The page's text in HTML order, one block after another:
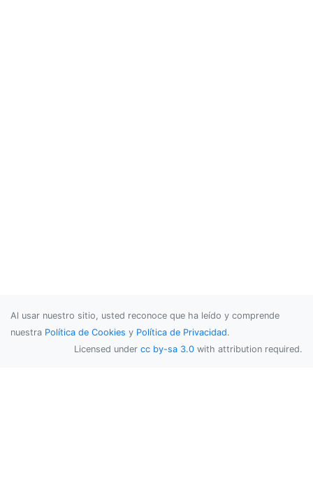
Al usar nuestro sitio, usted reconoce que ha leído y comprende
nuestra Política de Cookies y Política de Privacidad.
Licensed under cc by-sa 3.0 with attribution required.